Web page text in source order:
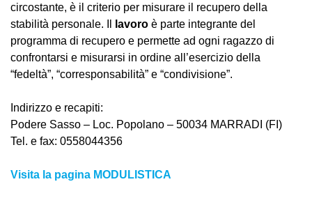
circostante, è il criterio per misurare il recupero della
stabilità personale. Il
lavoro è parte integrante del
programma di recupero e permette ad ogni ragazzo di
confrontarsi e misurarsi in ordine all’esercizio della
“fedeltà”, “corresponsabilità” e “condivisione”.
Indirizzo e recapiti:
Podere Sasso – Loc. Popolano – 50034 MARRADI (FI)
Tel. e fax: 0558044356
Visita la pagina MODULISTICA